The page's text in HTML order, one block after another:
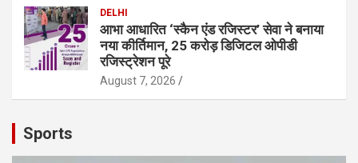
DELHI
आभा आधारित ‘स्कैन एंड रजिस्टर’ सेवा ने बनाया
नया कीर्तिमान, 25 करोड़ डिजिटल ओपीडी
रजिस्ट्रेशन पूरे
August 7, 2026
Sports